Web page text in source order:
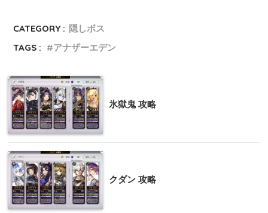
CATEGORY : 隠しボス
TAGS :
アナザーエデン
氷獄鬼 攻略
クダン 攻略